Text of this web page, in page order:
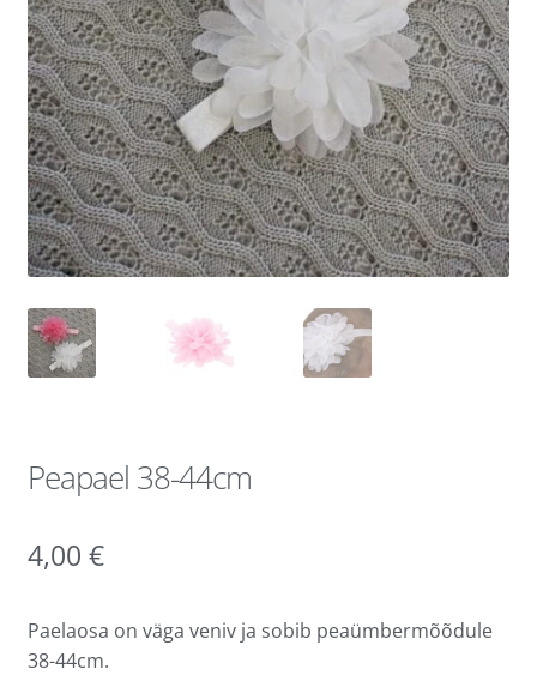
Peapael 38-44cm
4,00 €
Paelaosa on väga veniv ja sobib peaümbermõõdule
38-44cm.